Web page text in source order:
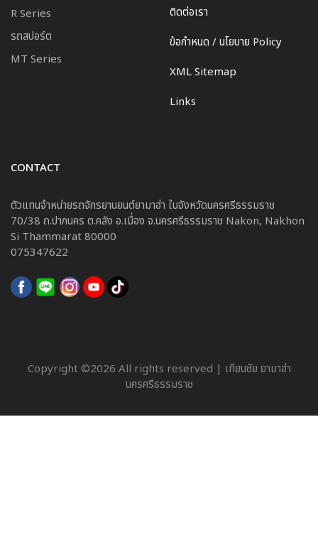
R Series
รถสปอร์ต
MT Series
ติดต่อเรา
ข้อกำหนด / นโยบาย Policy
XML Sitemap
Links
CONTACT
ตัวแทนจำหน่ายรถจักรยานยนต์ยามาฮ่า ในจังหวัดนครศรีธรรมราช
70/38 ถ.ปากนคร ต.คลัง อ.เมื่อง จ.นครศรีธรรมราช Nakon, Nakhon
Si Thammarat 80000
075347622
Copyright ©2026 All rights reserved | เทียนชัย ยามาฮ่า
นครศรีธรรมราช